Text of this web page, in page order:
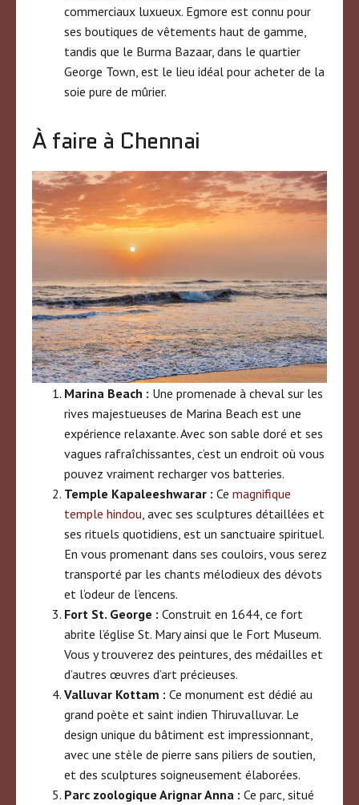
commerciaux luxueux. Egmore est connu pour
ses boutiques de vêtements haut de gamme,
tandis que le Burma Bazaar, dans le quartier
George Town, est le lieu idéal pour acheter de la
soie pure de mûrier.
À faire à Chennai
Marina Beach : Une promenade à cheval sur les
rives majestueuses de Marina Beach est une
expérience relaxante. Avec son sable doré et ses
vagues rafraîchissantes, c’est un endroit où vous
pouvez vraiment recharger vos batteries.
Temple Kapaleeshwarar : Ce magnifique
temple hindou , avec ses sculptures détaillées et
ses rituels quotidiens, est un sanctuaire spirituel.
En vous promenant dans ses couloirs, vous serez
transporté par les chants mélodieux des dévots
et l’odeur de l’encens.
Fort St. George : Construit en 1644, ce fort
abrite l’église St. Mary ainsi que le Fort Museum.
Vous y trouverez des peintures, des médailles et
d’autres œuvres d’art précieuses.
Valluvar Kottam : Ce monument est dédié au
grand poète et saint indien Thiruvalluvar. Le
design unique du bâtiment est impressionnant,
avec une stèle de pierre sans piliers de soutien,
et des sculptures soigneusement élaborées.
Parc zoologique Arignar Anna : Ce parc, situé